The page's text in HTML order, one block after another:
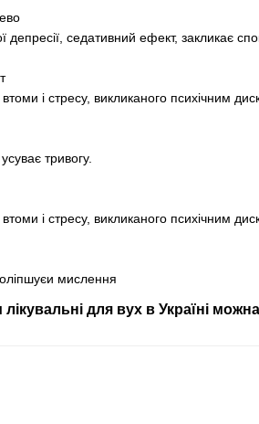
седативний ефект, закликає
і стресу, викликаного психічним
тривогу.
і стресу, викликаного психічним
мислення
для вух в Україні